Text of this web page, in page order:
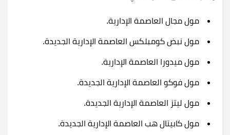
مول مجال العاصمة الإدارية.
مول نبض كومبلكس العاصمة الإدارية الجديدة.
مول ميدورا العاصمة الإدارية.
مول فوكو العاصمة الإدارية الجديدة.
مول ليتز العاصمة الإدارية الجديدة.
مول كابيتال هب العاصمة الإدارية الجديدة.